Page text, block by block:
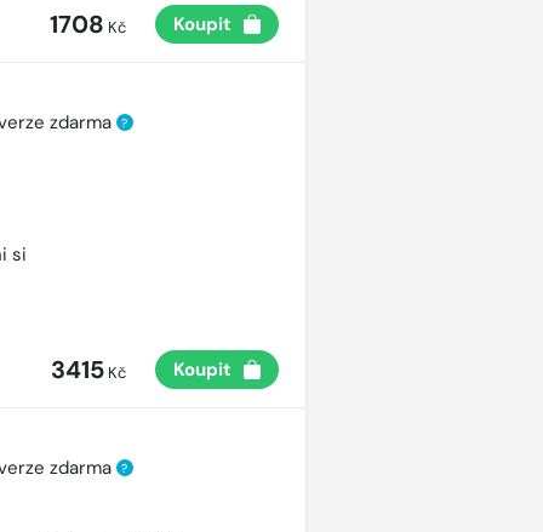
1708 Kč Koupit
zdarma ?
si
3415Kč Koupit
zdarma ?